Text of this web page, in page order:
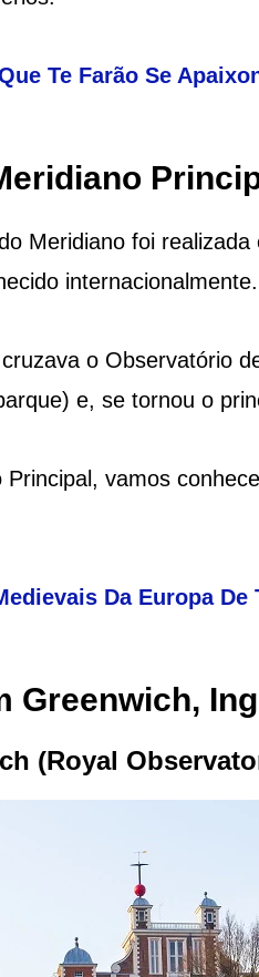
Te Farão Se
Meridiano foi
internacionalmente.
o Observatório
e, se tornou o
vamos
Da Europa De
Greenwich,
(Royal